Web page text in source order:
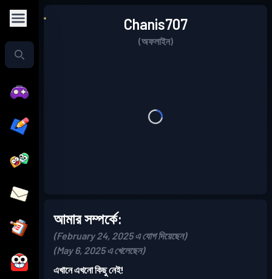
Chanis707
(অফলাইন)
আমার সম্পর্কে:
(February 24, 2025 এ যোগ দিয়েছেন)
(May 6, 2025 এ খেলেছেন)
এখানে এখনো কিছু নেই!